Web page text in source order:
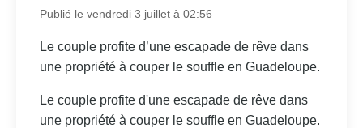
Publié le vendredi 3 juillet à 02:56
Le couple profite d’une escapade de rêve dans
une propriété à couper le souffle en Guadeloupe.
Le couple profite d'une escapade de rêve dans
une propriété à couper le souffle en Guadeloupe.